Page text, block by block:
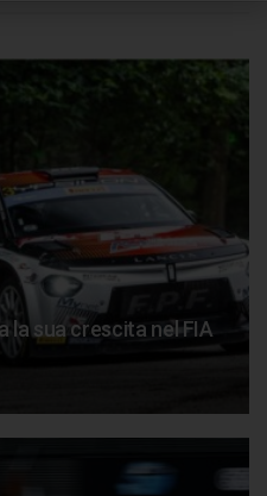
la sua crescita nel FIA